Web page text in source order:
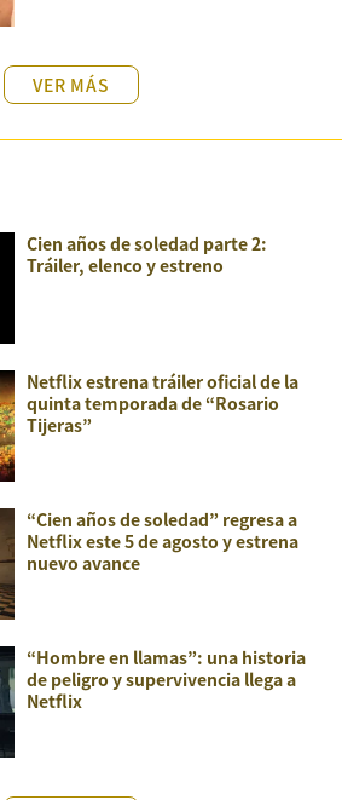
VER MÁS
Cien años de soledad parte 2:
Tráiler, elenco y estreno
Netflix estrena tráiler oficial de la
quinta temporada de “Rosario
Tijeras”
“Cien años de soledad” regresa a
Netflix este 5 de agosto y estrena
nuevo avance
“Hombre en llamas”: una historia
de peligro y supervivencia llega a
Netflix